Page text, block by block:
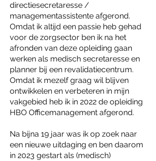
directiesecretaresse /
managementassistente afgerond.
Omdat ik altijd een passie heb gehad
voor de zorgsector ben ik na het
afronden van deze opleiding gaan
werken als medisch secretaresse en
planner bij een revalidatiecentrum.
Omdat ik mezelf graag wil blijven
ontwikkelen en verbeteren in mijn
vakgebied heb ik in 2022 de opleiding
HBO Officemanagement afgerond.
Na bijna 19 jaar was ik op zoek naar
een nieuwe uitdaging en ben daarom
in 2023 gestart als (medisch)